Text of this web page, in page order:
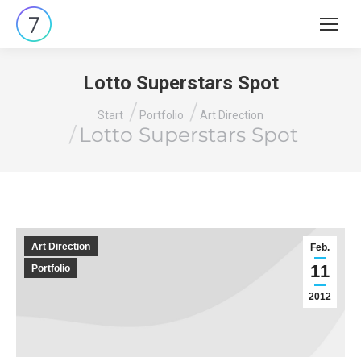
Lotto Superstars Spot
Sie befinden sich hier:
Start Portfolio Art Direction
Lotto Superstars Spot
Feb.
11
2012
Art Direction
Portfolio